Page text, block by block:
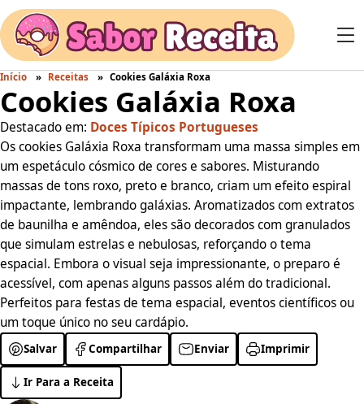
Início Receitas Cookies Galáxia Roxa
Cookies Galáxia Roxa
Destacado em: Doces Típicos Portugueses
Os cookies Galáxia Roxa transformam uma massa simples em
um espetáculo cósmico de cores e sabores. Misturando
massas de tons roxo, preto e branco, criam um efeito espiral
impactante, lembrando galáxias. Aromatizados com extratos
de baunilha e amêndoa, eles são decorados com granulados
que simulam estrelas e nebulosas, reforçando o tema
espacial. Embora o visual seja impressionante, o preparo é
acessível, com apenas alguns passos além do tradicional.
Perfeitos para festas de tema espacial, eventos científicos ou
um toque único no seu cardápio.
Salvar Compartilhar Enviar Imprimir
Ir Para a Receita